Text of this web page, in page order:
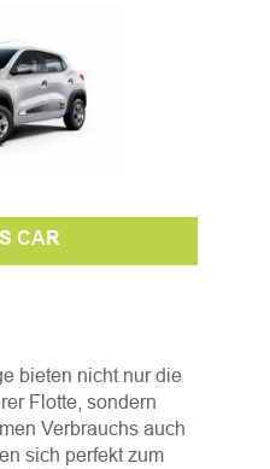
CAR
bieten nicht nur die
Flotte, sondern
Verbrauchs auch
sich perfekt zum